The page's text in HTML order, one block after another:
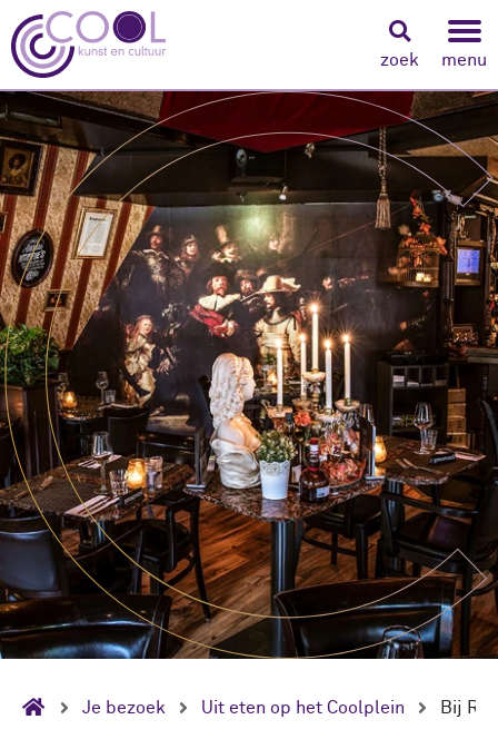
Navigeer naar content
zoek menu
Je bezoek Uit eten op het Coolplein Bij